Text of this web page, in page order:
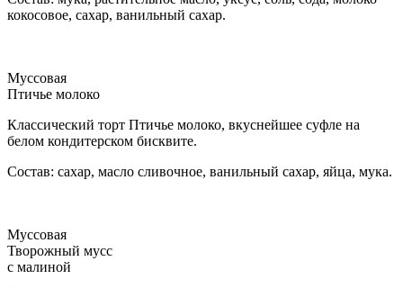
кокосовое, сахар, ванильный сахар.
Муссовая
Птичье молоко
Классический торт Птичье молоко, вкуснейшее суфле на
белом кондитерском бисквите.
Состав: сахар, масло сливочное, ванильный сахар, яйца, мука.
Муссовая
Творожный мусс
с малиной